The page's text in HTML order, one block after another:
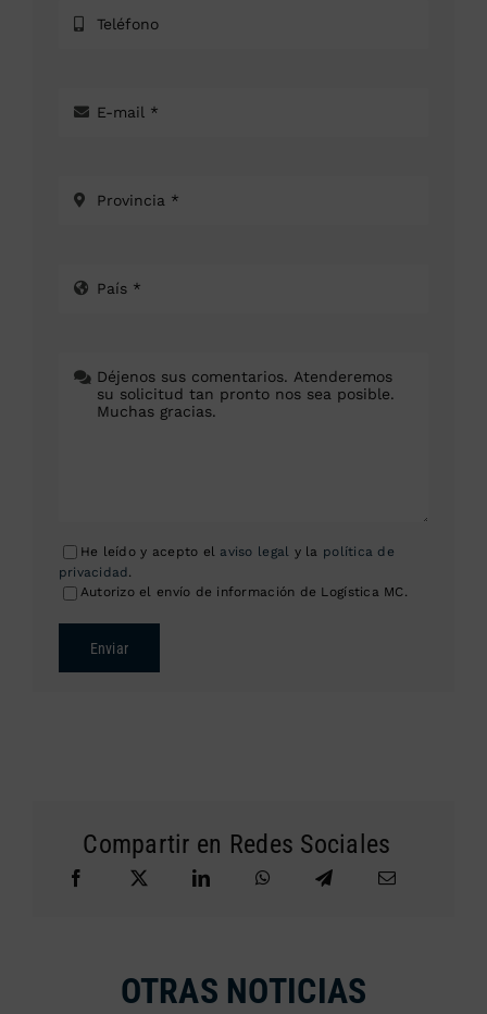
He leído y acepto el aviso legal y la política de
privacidad .
Autorizo el envío de información de Logística MC.
Enviar
Compartir en Redes Sociales
OTRAS NOTICIAS